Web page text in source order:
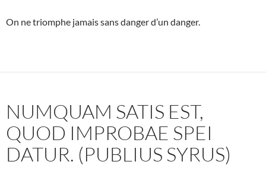
On ne triomphe jamais sans danger d’un danger.
NUMQUAM SATIS EST,
QUOD IMPROBAE SPEI
DATUR. (PUBLIUS SYRUS)